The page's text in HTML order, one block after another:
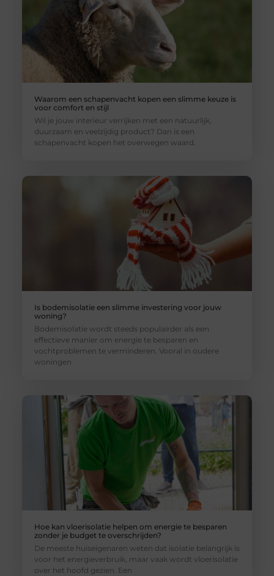
Waarom een schapenvacht kopen een slimme keuze is
voor comfort en stijl
Wil je jouw interieur verrijken met een natuurlijk,
duurzaam en veelzijdig product? Dan is een
schapenvacht kopen het overwegen waard.
Is bodemisolatie een slimme investering voor jouw
woning?
Bodemisolatie wordt steeds populairder als een
effectieve manier om energie te besparen en
vochtproblemen te verminderen. Vooral in oudere
woningen
Hoe kan vloerisolatie helpen om energie te besparen
zonder je budget te overschrijden?
De meeste huiseigenaren weten dat isolatie belangrijk is
voor het energieverbruik, maar vaak wordt vloerisolatie
over het hoofd gezien. Een